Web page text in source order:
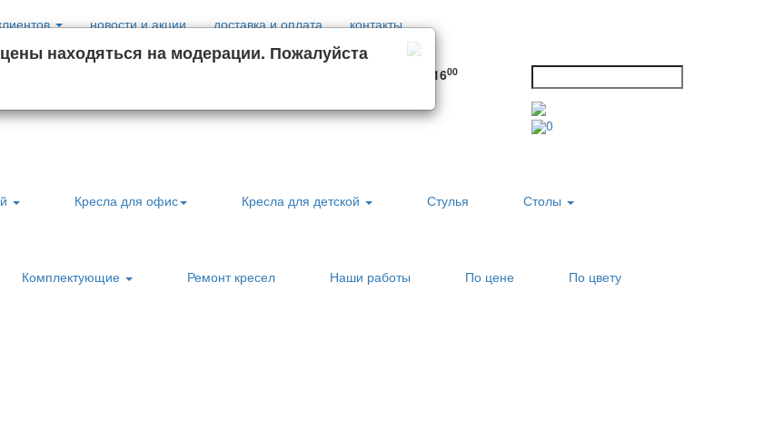
новости и акции доставка и оплата контакты
- 1600
0
Кресла для офис Кресла для детской Стулья Столы
Комплектующие Ремонт кресел Наши работы По цене По цвету
находяться на модерации. Пожалуйста